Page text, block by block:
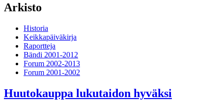
Arkisto
Historia
Keikkapäiväkirja
Raportteja
Bändi 2001-2012
Forum 2002-2013
Forum 2001-2002
Huutokauppa lukutaidon hyväksi